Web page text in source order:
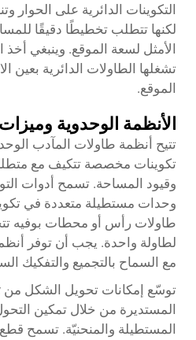
التكوينات الدائرية على الحوار
لكنها تتطلب تخطيطًا دقيقًا
الأمثل لسعة الموقع. وينبغي أخذ
تشغلها الطاولات الدائرية بعين
الموقع.
الأنظمة الوحدوية
تتيح أنظمة طاولات المآدب
تكوينات مخصصة تتكيف مع
وقيود المساحة. تسمح أدوات
وحدات مستطيلة متعددة في
طاولات رأس أو محطات بوفيه
لطاولة واحدة. يجب أن توفر أنظمة
مع السماح بالتجميع والتفكيك
المستديرة من خلال تمكين
المستطيلة والمنحنيّة. تسمح